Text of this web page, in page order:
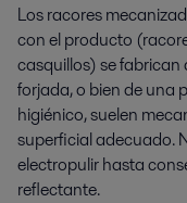
Los racores
con el producto
casquillos) se fabrican
forjada, o bien de una
higiénico, suelen
superficial adecuado.
electropulir hasta
reflectante.